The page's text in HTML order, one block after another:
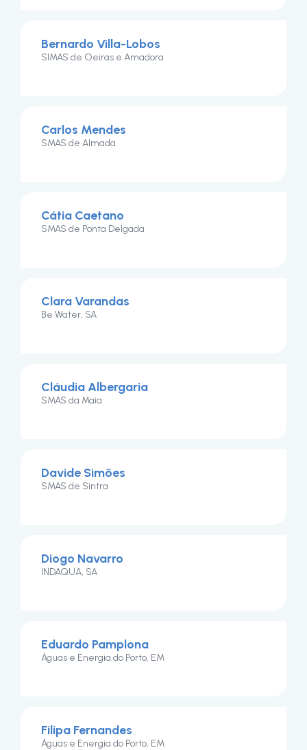
Bernardo Villa-Lobos
SIMAS de Oeiras e Amadora
Carlos Mendes
SMAS de Almada
Cátia Caetano
SMAS de Ponta Delgada
Clara Varandas
Be Water, SA
Cláudia Albergaria
SMAS da Maia
Davide Simões
SMAS de Sintra
Diogo Navarro
INDAQUA, SA
Eduardo Pamplona
Águas e Energia do Porto, EM
Filipa Fernandes
Águas e Energia do Porto, EM